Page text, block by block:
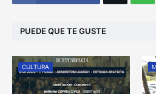
PUEDE QUE TE GUSTE
CULTURA